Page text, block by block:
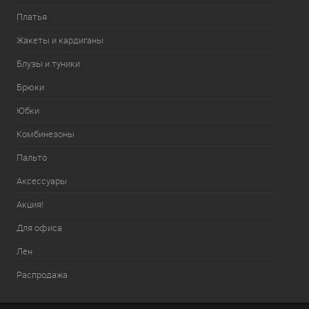
Платья
Жакеты и кардиганы
Блузы и туники
Брюки
Юбки
Комбинезоны
Пальто
Аксессуары
Акция!
Для офиса
Лен
Распродажа